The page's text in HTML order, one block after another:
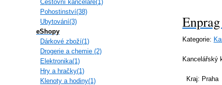
Cestovní kanceláře(1)
Pohostinství(38)
Ubytování(3)
eShopy
Dárkové zboží(1)
Drogerie a chemie (2)
Elektronika(1)
Hry a hračky(1)
Klenoty a hodiny(1)
Kategorie:
Kancelářský
Kraj: Praha